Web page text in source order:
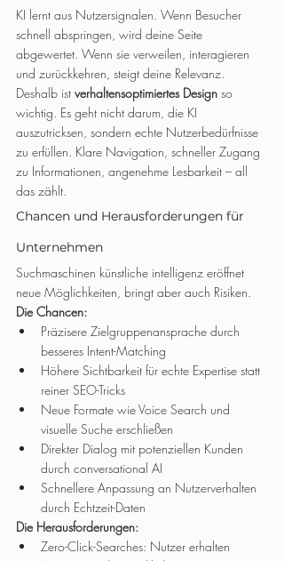
KI lernt aus Nutzersignalen. Wenn Besucher
schnell abspringen, wird deine Seite
abgewertet. Wenn sie verweilen, interagieren
und zurückkehren, steigt deine Relevanz.
Deshalb ist verhaltensoptimiertes Design so
wichtig. Es geht nicht darum, die KI
auszutricksen, sondern echte Nutzerbedürfnisse
zu erfüllen. Klare Navigation, schneller Zugang
zu Informationen, angenehme Lesbarkeit – all
das zählt.
Chancen und Herausforderungen für
Unternehmen
Suchmaschinen künstliche intelligenz eröffnet
neue Möglichkeiten, bringt aber auch Risiken.
Die Chancen:
Präzisere Zielgruppenansprache durch
besseres Intent-Matching
Höhere Sichtbarkeit für echte Expertise statt
reiner SEO-Tricks
Neue Formate wie Voice Search und
visuelle Suche erschließen
Direkter Dialog mit potenziellen Kunden
durch conversational AI
Schnellere Anpassung an Nutzerverhalten
durch Echtzeit-Daten
Die Herausforderungen:
Zero-Click-Searches: Nutzer erhalten